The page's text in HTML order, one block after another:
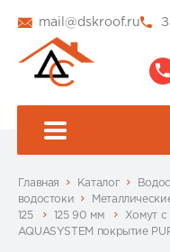
mail@dskroof.ru
Главная Каталог
водостоки
125
125 90 мм
Хомут с
AQUASYSTEM покрытие